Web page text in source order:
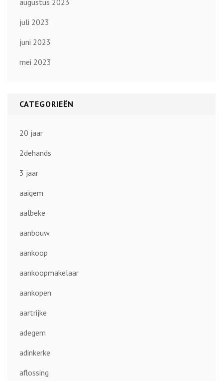
augustus 2023
juli 2023
juni 2023
mei 2023
CATEGORIEËN
20 jaar
2dehands
3 jaar
aaigem
aalbeke
aanbouw
aankoop
aankoopmakelaar
aankopen
aartrijke
adegem
adinkerke
aflossing